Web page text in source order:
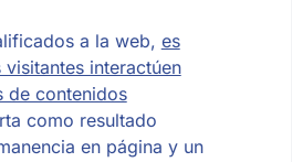
a la web, es
interactúen
de contenidos
como resultado
en página y un